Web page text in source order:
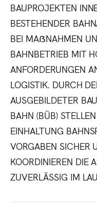
BAUPROJEKTEN
BESTEHENDER
BEI MAẞNAHMEN
BAHNBETRIEB MIT
ANFORDERUNGEN
LOGISTIK. DURCH
AUSGEBILDETER
BAHN (BÜB)
EINHALTUNG
VORGABEN SICHER
KOORDINIEREN DIE
ZUVERLÄSSIG IM